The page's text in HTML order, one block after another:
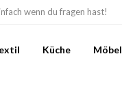
wenn du fragen hast!
Küche Möbel